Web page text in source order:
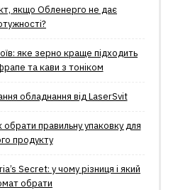
якщо Обленерго не дає
яке зерно краще підходить
та кави з тоніком
обладнання від LaserSvit
правильну упаковку для
продукту
Secret: у чому різниця і який
обрати